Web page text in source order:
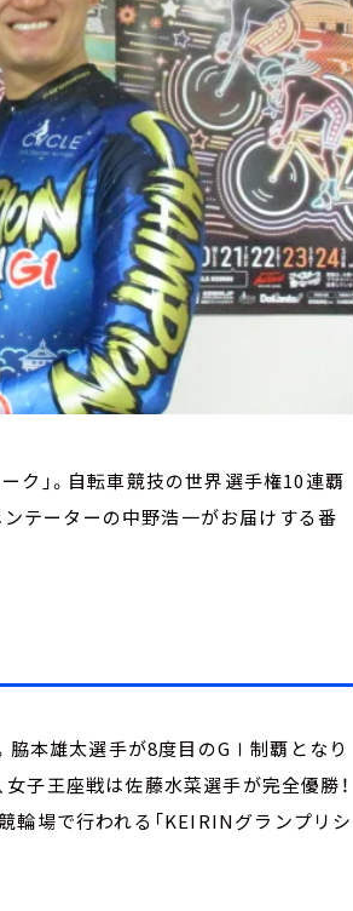
ク」。自転車競技の世界選手権10連覇
テーターの中野浩一がお届けする番
脇本雄太選手が8度目のGⅠ制覇となり
子王座戦は佐藤水菜選手が完全優勝！
輪場で行われる「KEIRINグランプリシ